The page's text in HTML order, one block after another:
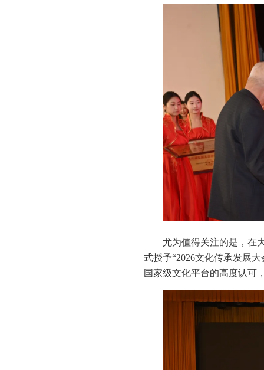
尤为值得关注的是，在
式授予“2026文化传承发展
国家级文化平台的高度认可